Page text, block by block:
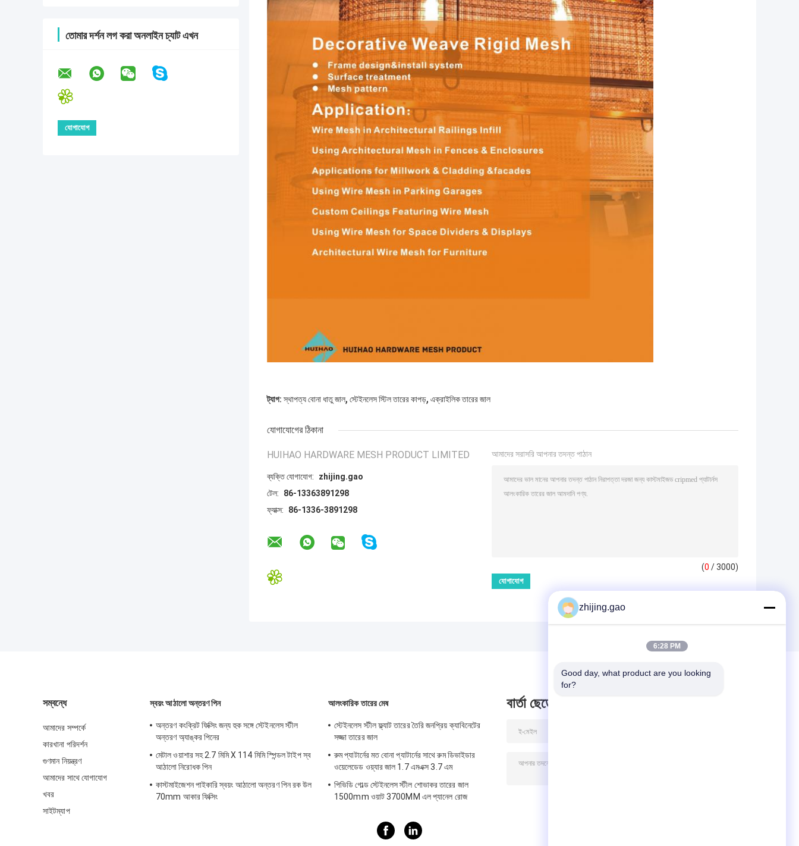
তোমার দর্শন লগ করা অনলাইন চ্যাট এখন
ট্যাগ: স্থাপত্য বোনা ধাতু জাল, স্টেইনলেস স্টিল তারের কাপড়, এক্রাইলিক তারের জাল
যোগাযোগের ঠিকানা
HUIHAO HARDWARE MESH PRODUCT LIMITED
ব্যক্তি যোগাযোগ:
zhijing.gao
টেল:
86-13363891298
ফ্যাক্স:
86-1336-3891298
আমাদের সরাসরি আপনার তদন্ত পাঠান
(0 / 3000)
সম্বন্ধে
আমাদের সম্পর্কে
কারখানা পরিদর্শন
গুণমান নিয়ন্ত্রণ
আমাদের সাথে যোগাযোগ
খবর
সাইটম্যাপ
স্বয়ং আঠালো অন্তরণ পিন
অন্তরণ কংক্রিট ফিক্সিং জন্য হুক সঙ্গে স্টেইনলেস স্টীল
অন্তরণ অ্যাঙ্কর পিনের
মেটাল ওয়াশার সহ 2.7 মিমি X 114 মিমি স্পিন্ডল টাইপ স্ব
আঠালো নিরোধক পিন
কাস্টমাইজেশন পাইকারি স্বয়ং আঠালো অন্তরণ পিন রক উল
70mm আকার ফিক্সিং
আলংকারিক তারের মেষ
স্টেইনলেস স্টীল ফ্ল্যাট তারের তৈরি জনপ্রিয় ক্যাবিনেটের
সজ্জা তারের জাল
রুম প্যাটার্নের মত বোনা প্যাটার্নের সাথে রুম ডিভাইডার
ওয়েলেডেড ওয়্যার জাল 1.7 এমএক্স 3.7 এম
পিভিডি গোল্ড স্টেইনলেস স্টীল শোভাকর তারের জাল
1500mm ওয়াট 3700MM এল প্যানেল রোজ
বার্তা ছেড়ে
zhijing.gao
6:28 PM
Good day, what product are you looking
for?